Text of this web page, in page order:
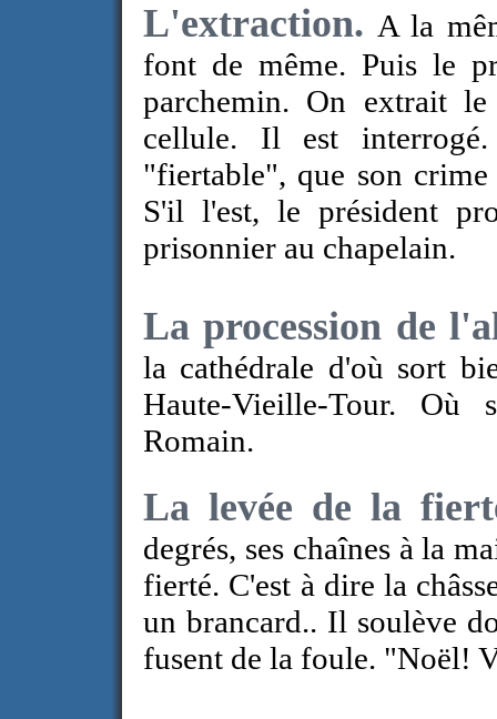
L'extraction. A la
font de même. Puis le
parchemin. On extrait
cellule. Il est
"fiertable", que son
S'il l'est, le président
prisonnier au chapelain.
La procession de
la cathédrale d'où sort
Haute-Vieille-Tour.
Romain.
La levée de la
degrés, ses chaînes à la
fierté. C'est à dire la
un brancard.. Il soulève
fusent de la foule. "Noël!